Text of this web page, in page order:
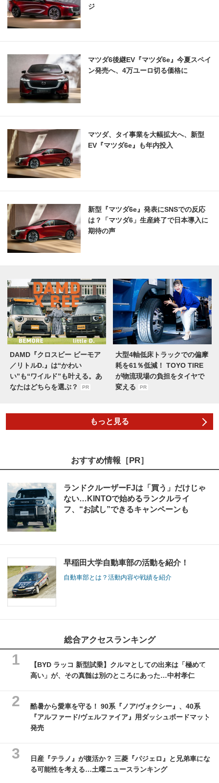
ジ
マツダ6後継EV『マツダ6e』今夏スペイ
ン発売へ、4万ユーロ切る価格に
マツダ、タイ事業を大幅拡大へ、新型
EV『マツダ6e』も年内投入
新型『マツダ6e』発表にSNSでの反応
は？「マツダ6」生産終了で日本導入に
期待の声
DAMD『クロスビー ビーモア
／リトルD.』は“かわい
い”も“ワイルド”も叶える。あ
なたはどちらを選ぶ？
PR
大型4軸低床トラックでの偏摩
耗を61％低減！ TOYO TIRE
が物流現場の負担をタイヤで
変える
PR
もっと見る
おすすめ情報［PR］
ランドクルーザーFJは「買う」だけじゃ
ない…KINTOで始めるランクルライ
フ、“お試し”できるキャンペーンも
早稲田大学自動車部の活動を紹介！
自動車部とは？活動内容や戦績を紹介
総合アクセスランキング
【BYD ラッコ 新型試乗】クルマとしての出来は「極めて
高い」が、その真髄は別のところにあった…中村孝仁
酷暑から愛車を守る！ 90系『ノア/ヴォクシー』、40系
『アルファード/ヴェルファイア』用ダッシュボードマット
発売
日産『テラノ』が復活か？ 三菱『パジェロ』と兄弟車にな
る可能性を考える…土曜ニュースランキング